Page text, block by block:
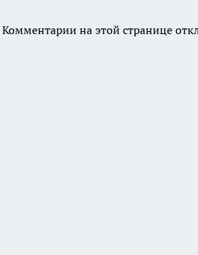
Комментарии на этой странице